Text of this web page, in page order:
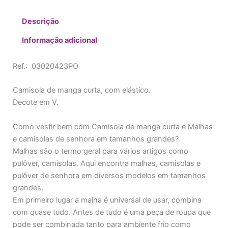
Descrição
Informação adicional
Ref.: 03020423PO
Camisola de manga curta, com elástico.
Decote em V.
Como vestir bem com Camisola de manga curta e Malhas
e camisolas de senhora em tamanhos grandes?
Malhas são o termo geral para vários artigos como
pulôver, camisolas. Aqui encontra malhas, camisolas e
pulôver de senhora em diversos modelos em tamanhos
grandes.
Em primeiro lugar a malha é universal de usar, combina
com quase tudo. Antes de tudo é uma peça de roupa que
pode ser combinada tanto para ambiente frio como